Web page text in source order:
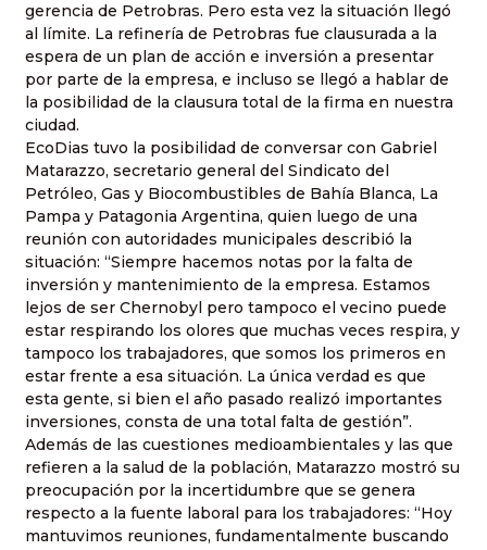
gerencia de Petrobras. Pero esta vez la situación llegó
al límite. La refinería de Petrobras fue clausurada a la
espera de un plan de acción e inversión a presentar
por parte de la empresa, e incluso se llegó a hablar de
la posibilidad de la clausura total de la firma en nuestra
ciudad.
EcoDias tuvo la posibilidad de conversar con Gabriel
Matarazzo, secretario general del Sindicato del
Petróleo, Gas y Biocombustibles de Bahía Blanca, La
Pampa y Patagonia Argentina, quien luego de una
reunión con autoridades municipales describió la
situación: “Siempre hacemos notas por la falta de
inversión y mantenimiento de la empresa. Estamos
lejos de ser Chernobyl pero tampoco el vecino puede
estar respirando los olores que muchas veces respira, y
tampoco los trabajadores, que somos los primeros en
estar frente a esa situación. La única verdad es que
esta gente, si bien el año pasado realizó importantes
inversiones, consta de una total falta de gestión”.
Además de las cuestiones medioambientales y las que
refieren a la salud de la población, Matarazzo mostró su
preocupación por la incertidumbre que se genera
respecto a la fuente laboral para los trabajadores: “Hoy
mantuvimos reuniones, fundamentalmente buscando